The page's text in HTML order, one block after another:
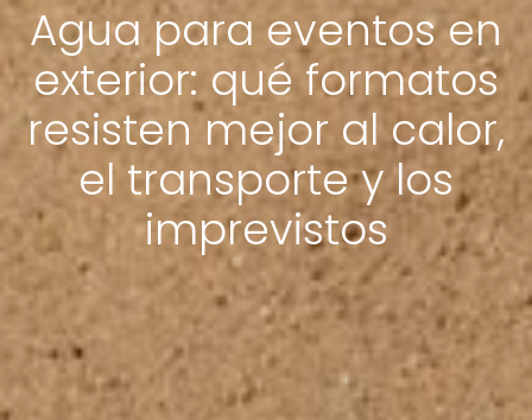
Agua para eventos en
exterior: qué formatos
resisten mejor al calor,
el transporte y los
imprevistos